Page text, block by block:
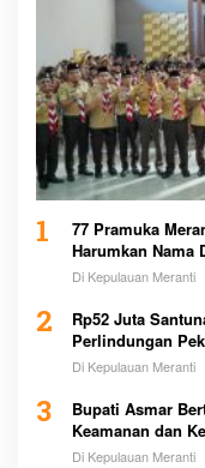
1
77 Pramuka
Harumkan Nama
Di Kepulauan Meranti
2
Rp52 Juta
Perlindungan
Di Kepulauan Meranti
3
Bupati Asmar
Keamanan dan
Di Kepulauan Meranti